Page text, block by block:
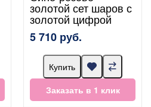
золотой сет шаров с
золотой цифрой
5 710 руб.
Купить
Заказать в 1 клик